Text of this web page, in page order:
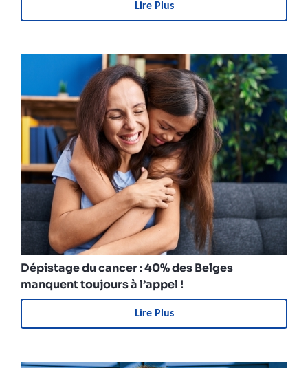
Lire Plus
Dépistage du cancer : 40% des Belges
manquent toujours à l’appel !
Lire Plus